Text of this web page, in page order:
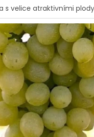
s velice atraktivními plody